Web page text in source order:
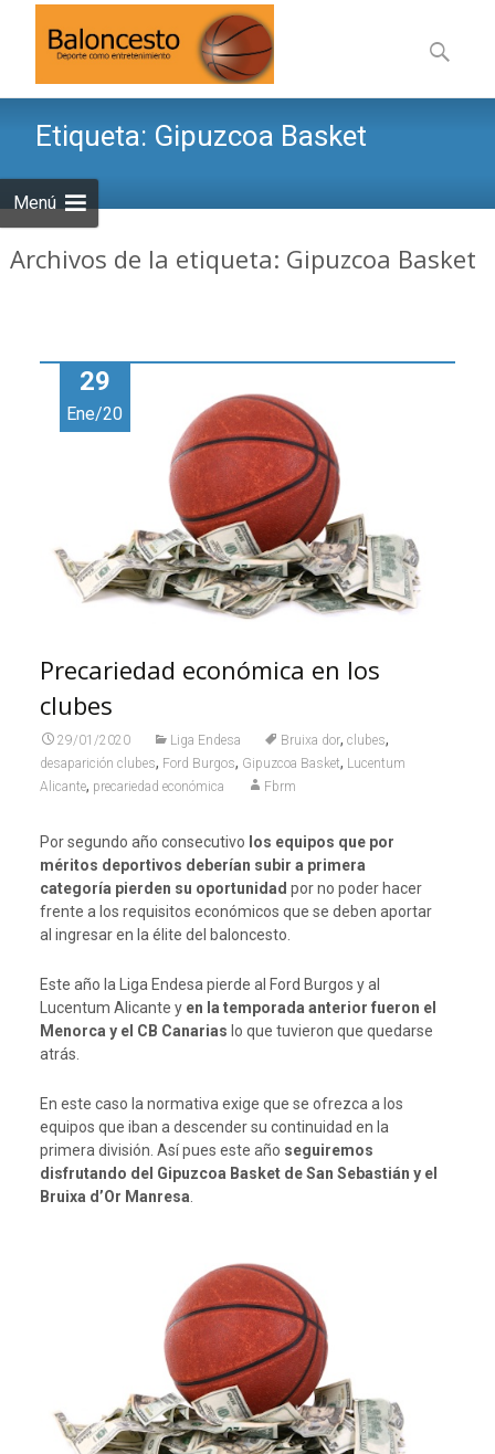
Menú
alBuscar:
Etiqueta: Gipuzcoa Basket
Archivos de la etiqueta: Gipuzcoa Basket
29
Ene/20
Precariedad económica en los
clubes
29/01/2020 Liga Endesa Bruixa dor, clubes,
desaparición clubes, Ford Burgos, Gipuzcoa Basket, Lucentum
Alicante, precariedad económica Fbrm
Por segundo año consecutivo los equipos que por
méritos deportivos deberían subir a primera
categoría pierden su oportunidad por no poder hacer
frente a los requisitos económicos que se deben aportar
al ingresar en la élite del baloncesto.
Este año la Liga Endesa pierde al Ford Burgos y al
Lucentum Alicante y en la temporada anterior fueron el
Menorca y el CB Canarias lo que tuvieron que quedarse
atrás.
En este caso la normativa exige que se ofrezca a los
equipos que iban a descender su continuidad en la
primera división. Así pues este año seguiremos
disfrutando del Gipuzcoa Basket de San Sebastián y el
Bruixa d’Or Manresa